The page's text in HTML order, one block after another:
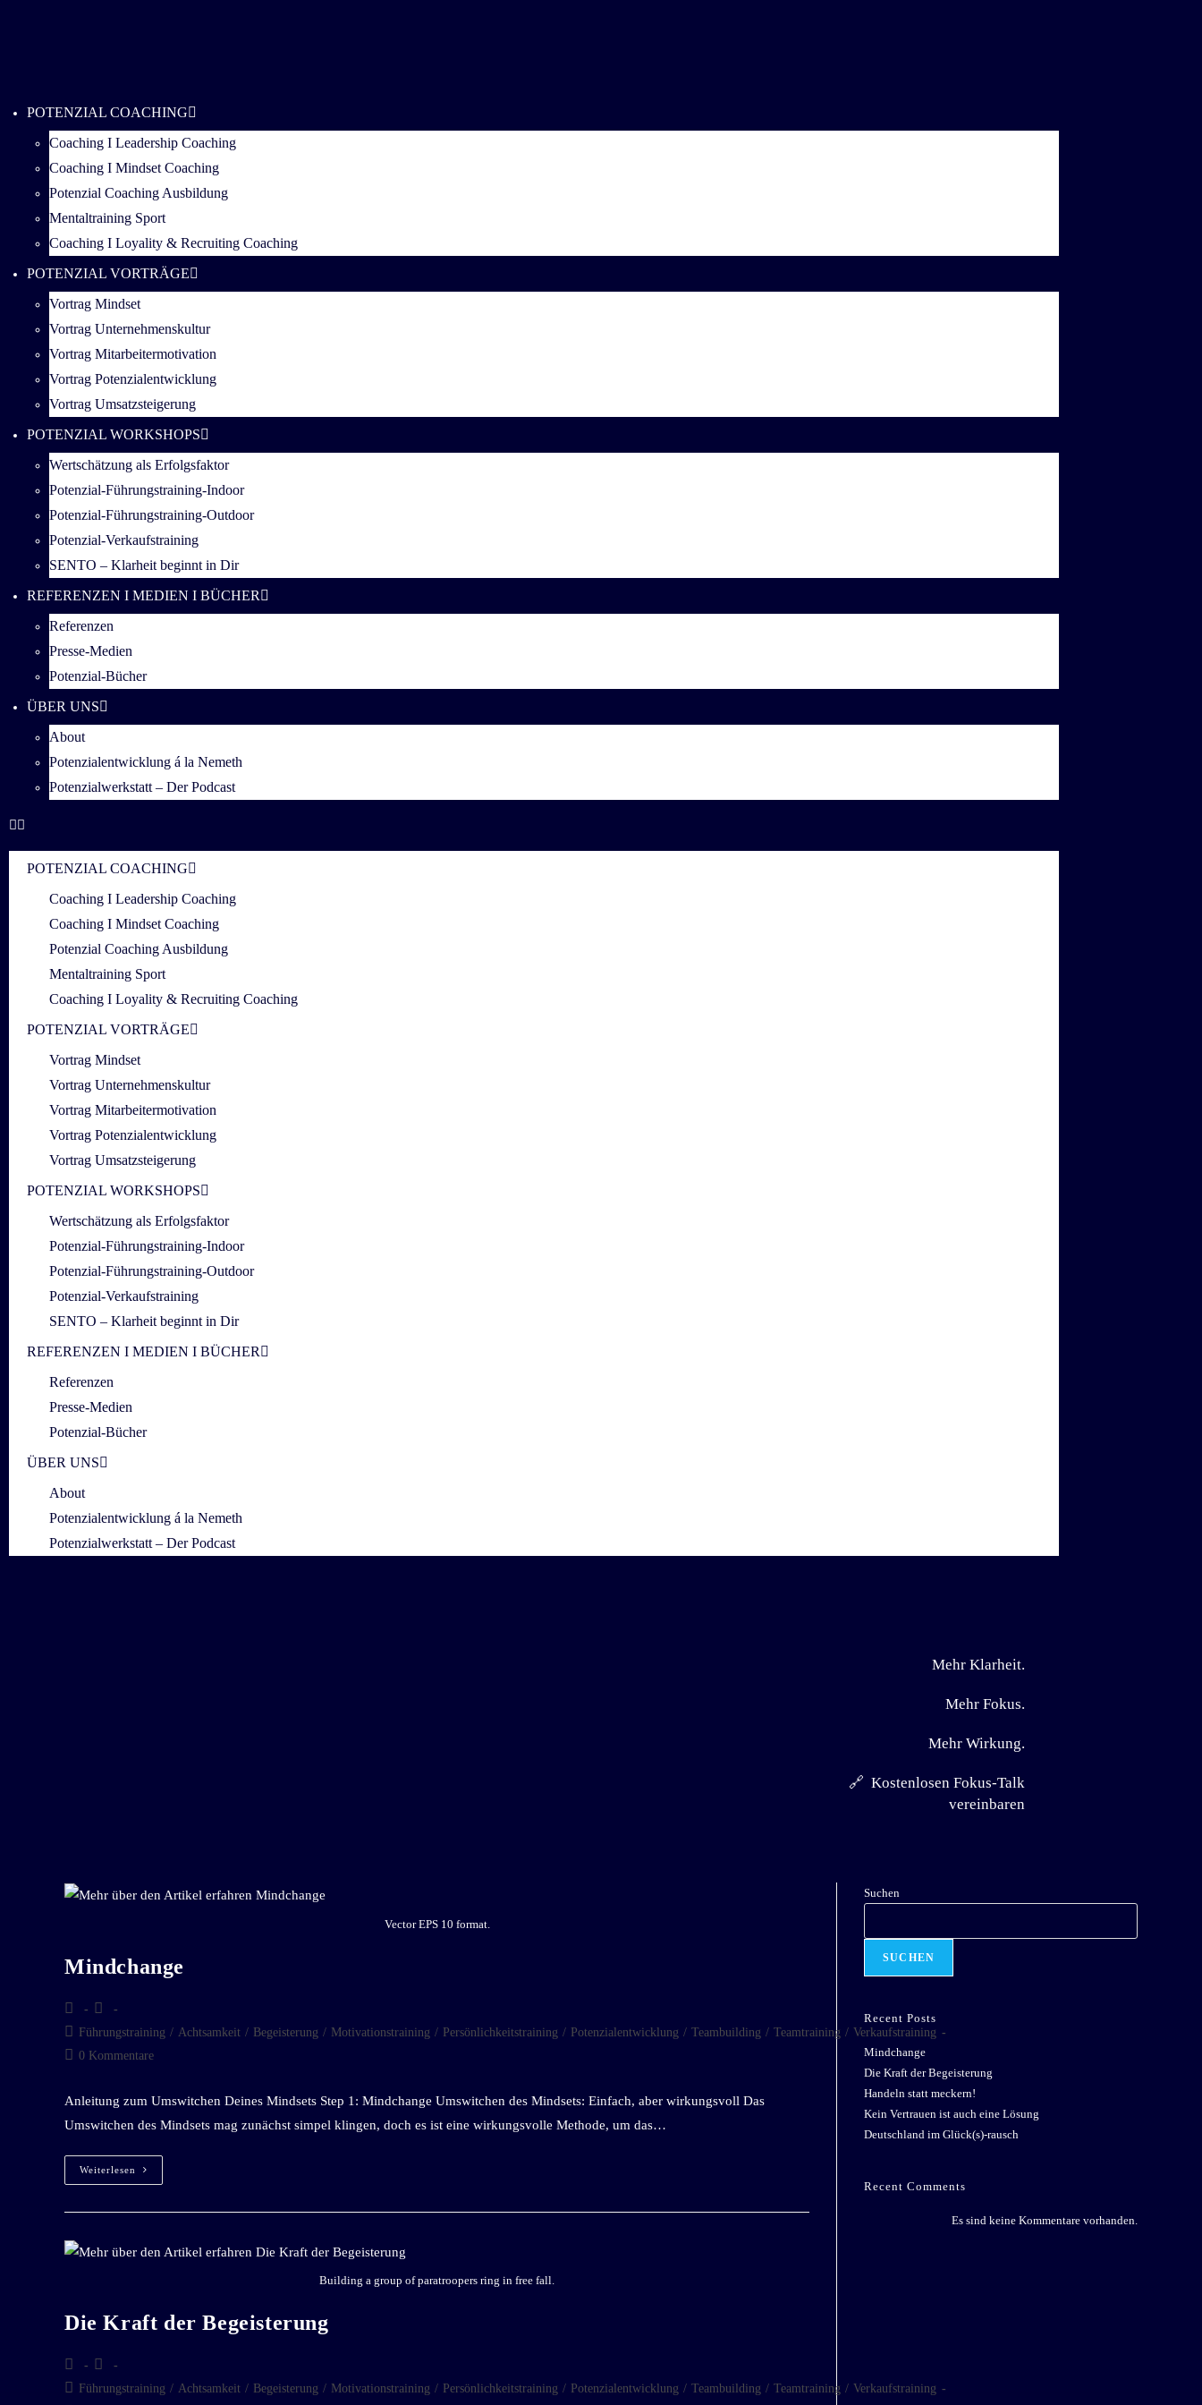
POTENZIAL COACHING
Coaching I Leadership Coaching
Coaching I Mindset Coaching
Potenzial Coaching Ausbildung
Mentaltraining Sport
Coaching I Loyality & Recruiting Coaching
POTENZIAL VORTRÄGE
Vortrag Mindset
Vortrag Unternehmenskultur
Vortrag Mitarbeitermotivation
Vortrag Potenzialentwicklung
Vortrag Umsatzsteigerung
POTENZIAL WORKSHOPS
Wertschätzung als Erfolgsfaktor
Potenzial-Führungstraining-Indoor
Potenzial-Führungstraining-Outdoor
Potenzial-Verkaufstraining
SENTO – Klarheit beginnt in Dir
REFERENZEN I MEDIEN I BÜCHER
Referenzen
Presse-Medien
Potenzial-Bücher
ÜBER UNS
About
Potenzialentwicklung á la Nemeth
Potenzialwerkstatt – Der Podcast
POTENZIAL COACHING
Coaching I Leadership Coaching
Coaching I Mindset Coaching
Potenzial Coaching Ausbildung
Mentaltraining Sport
Coaching I Loyality & Recruiting Coaching
POTENZIAL VORTRÄGE
Vortrag Mindset
Vortrag Unternehmenskultur
Vortrag Mitarbeitermotivation
Vortrag Potenzialentwicklung
Vortrag Umsatzsteigerung
POTENZIAL WORKSHOPS
Wertschätzung als Erfolgsfaktor
Potenzial-Führungstraining-Indoor
Potenzial-Führungstraining-Outdoor
Potenzial-Verkaufstraining
SENTO – Klarheit beginnt in Dir
REFERENZEN I MEDIEN I BÜCHER
Referenzen
Presse-Medien
Potenzial-Bücher
ÜBER UNS
About
Potenzialentwicklung á la Nemeth
Potenzialwerkstatt – Der Podcast
Mehr Klarheit.
Mehr Fokus.
Mehr Wirkung.
🔗 Kostenlosen Fokus-Talk
vereinbaren
Vector EPS 10 format.
Mindchange
Führungstraining / Achtsamkeit / Begeisterung / Motivationstraining / Persönlichkeitstraining / Potenzialentwicklung / Teambuilding / Teamtraining / Verkaufstraining
0 Kommentare
Anleitung zum Umswitchen Deines Mindsets Step 1: Mindchange Umswitchen des Mindsets: Einfach, aber wirkungsvoll Das
Umswitchen des Mindsets mag zunächst simpel klingen, doch es ist eine wirkungsvolle Methode, um das…
Weiterlesen
Building a group of paratroopers ring in free fall.
Die Kraft der Begeisterung
Führungstraining / Achtsamkeit / Begeisterung / Motivationstraining / Persönlichkeitstraining / Potenzialentwicklung / Teambuilding / Teamtraining / Verkaufstraining
Suchen
SUCHEN
Recent Posts
Mindchange
Die Kraft der Begeisterung
Handeln statt meckern!
Kein Vertrauen ist auch eine Lösung
Deutschland im Glück(s)-rausch
Recent Comments
Es sind keine Kommentare vorhanden.